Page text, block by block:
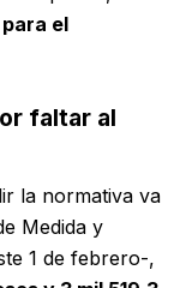
el
faltar al
la normativa va
Medida y
1 de febrero-,